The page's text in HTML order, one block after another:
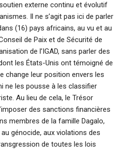
soutien externe continu et évolutif
Il ne s’agit pas ici de parler
(16) pays africains, au vu et au
de Paix et de Sécurité de
de l’IGAD, sans parler des
les États-Unis ont témoigné de
change leur position envers les
ne les pousse à les classifier
Au lieu de cela, le Trésor
des sanctions financières
membres de la famille Dagalo,
génocide, aux violations des
de toutes les lois